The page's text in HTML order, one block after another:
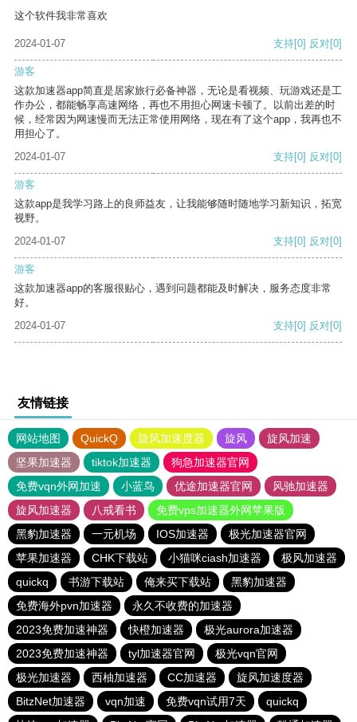
这个软件我非常喜欢
2024-01-07 支持[0] 反对[0]
游客
这款加速器app简直是居家旅行必备神器，无论是看视频、玩游戏还是工
作办公，都能畅享高速网络，再也不用担心网速卡顿了。以前出差的时
候，经常因为网速慢而无法正常使用网络，现在有了这个app，我再也不
用担心了。
2024-01-07
支持[0] 反对[0]
游客
这款app是我学习路上的良师益友，让我能够随时随地学习新知识，拓宽
视野。
2024-01-07
支持[0] 反对[0]
游客
这款加速器app的客服很贴心，遇到问题都能及时解决，服务态度非常
好。
2024-01-07
支持[0] 反对[0]
友情链接
网站地图 QuickQ 旋风加速度器 旋风
旋风加速
坚果加速器
tiktok加速器
狗急加速器官网
免费vqn外网加速
小蓝鸟 优途加速器官网
风驰加速器
旋风加速器
八戒看书
免费vps加速器外网苹果版
黑豹加速器
一元机场 IOS加速器
极光加速器官网
苹果加速器
CHK下载站 小猫咪ciash加速器
极风加速器
quickq
书游下载站 俺来买下载站
黑豹加速器
免费海外pvn加速器
永久不收费的加速器
2023免费加速神器
快橙加速器
极光aurora加速器
2023免费加速神器
tyl加速器官网
极光vqn官网
极光加速器
西柚加速器 CC加速器
旋风加速度器
BitzNet加速器
vqn加速 免费vqn试用7天
quickq